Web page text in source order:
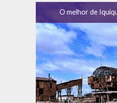
O melhor de